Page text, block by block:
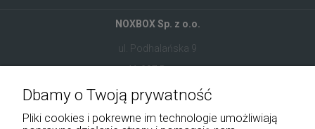
NOXBOX Sp. z o.o.
ul. Podhalańska 9
41-907 Bytom
+48 534 555 344
sklep@noxbox.pl
Dbamy o Twoją prywatność
Pliki cookies i pokrewne im technologie umożliwiają